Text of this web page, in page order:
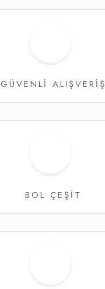
GÜVENLİ ALIŞVERİŞ
BOL ÇEŞİT